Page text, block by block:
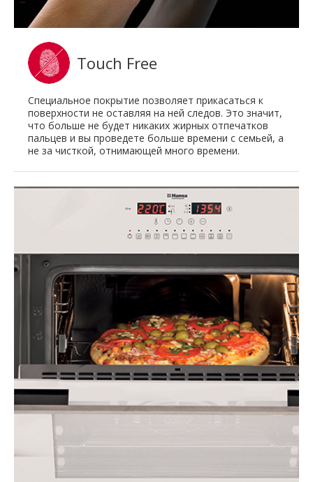
Touch Free
Специальное покрытие позволяет прикасаться к
поверхности не оставляя на ней следов. Это значит,
что больше не будет никаких жирных отпечатков
пальцев и вы проведете больше времени с семьей, а
не за чисткой, отнимающей много времени.